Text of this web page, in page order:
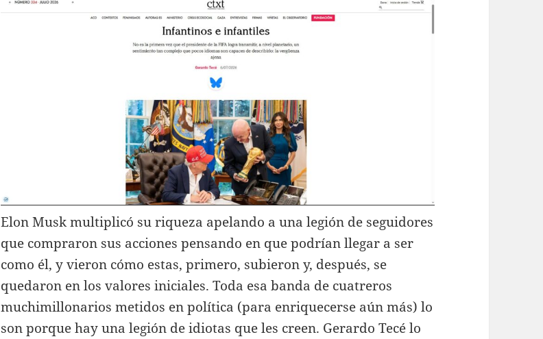
Elon Musk multiplicó su riqueza apelando a una legión de seguidores
que compraron sus acciones pensando en que podrían llegar a ser
como él, y vieron cómo estas, primero, subieron y, después, se
quedaron en los valores iniciales. Toda esa banda de cuatreros
muchimillonarios metidos en política (para enriquecerse aún más) lo
son porque hay una legión de idiotas que les creen. Gerardo Tecé lo